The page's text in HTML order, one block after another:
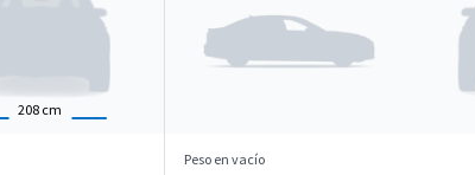
208 cm
Peso en vacío